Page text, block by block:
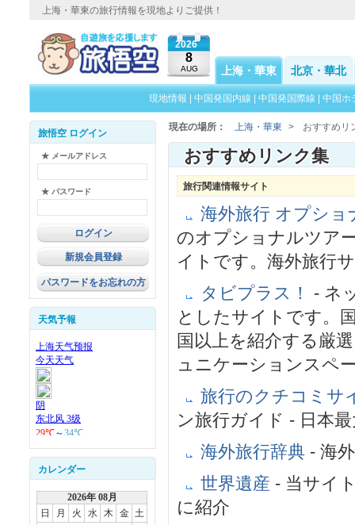
上海・華東の旅行情報を現地よりご提供！
2026
8
AUG 上海・華東 北京・華北
現地情報 中国発国内線 中国発国際線 中国ホ
旅悟空 ログイン
★ メールアドレス
★ パスワード
新規会員登録
パスワードをお忘れの方
天気予報
カレンダー
2026年 08月
日
月 火 水 木 金 土
現在の場所： 上海・華東 > おすすめリ
おすすめリンク集
旅行関連情報サイト
海外旅行 オプシ
のオプショナルツア
イトです。海外旅行
タビプラス！ - ネ
としたサイトです。
国以上を紹介する厳
ュニケーションスペ
旅行のクチコミサ
ン旅行ガイド - 日本
海外旅行辞典 - 海
世界遺産 - 当サイ
に紹介